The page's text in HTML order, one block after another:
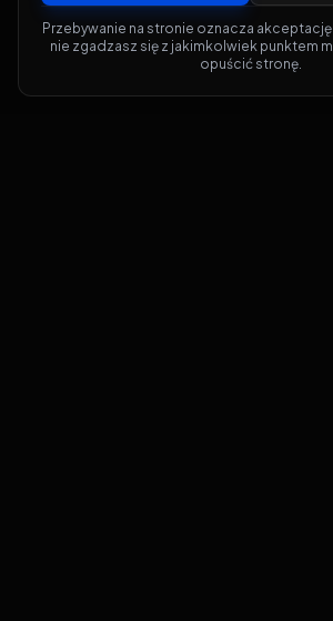
Przebywanie na stronie oznacza akceptację
nie zgadzasz się z jakimkolwiek punktem
opuścić stronę.